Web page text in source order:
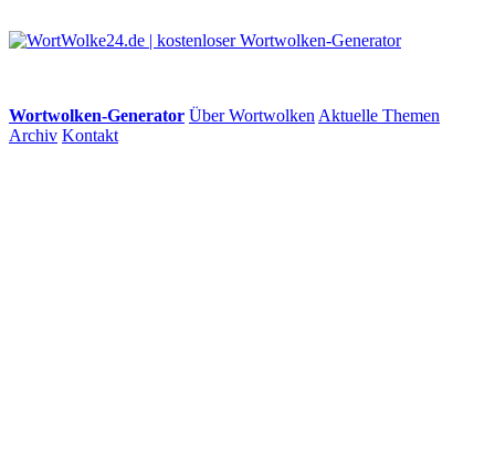
Wortwolken-Generator Über Wortwolken Aktuelle Themen
Archiv Kontakt